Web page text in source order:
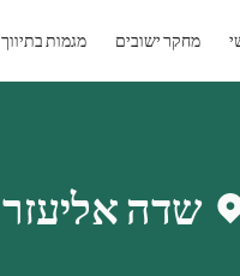
מחקר ישובים מגמות בתיווך
שדה אליעזר